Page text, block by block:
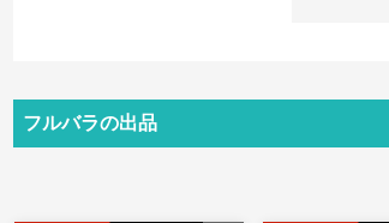
フルバラの出品